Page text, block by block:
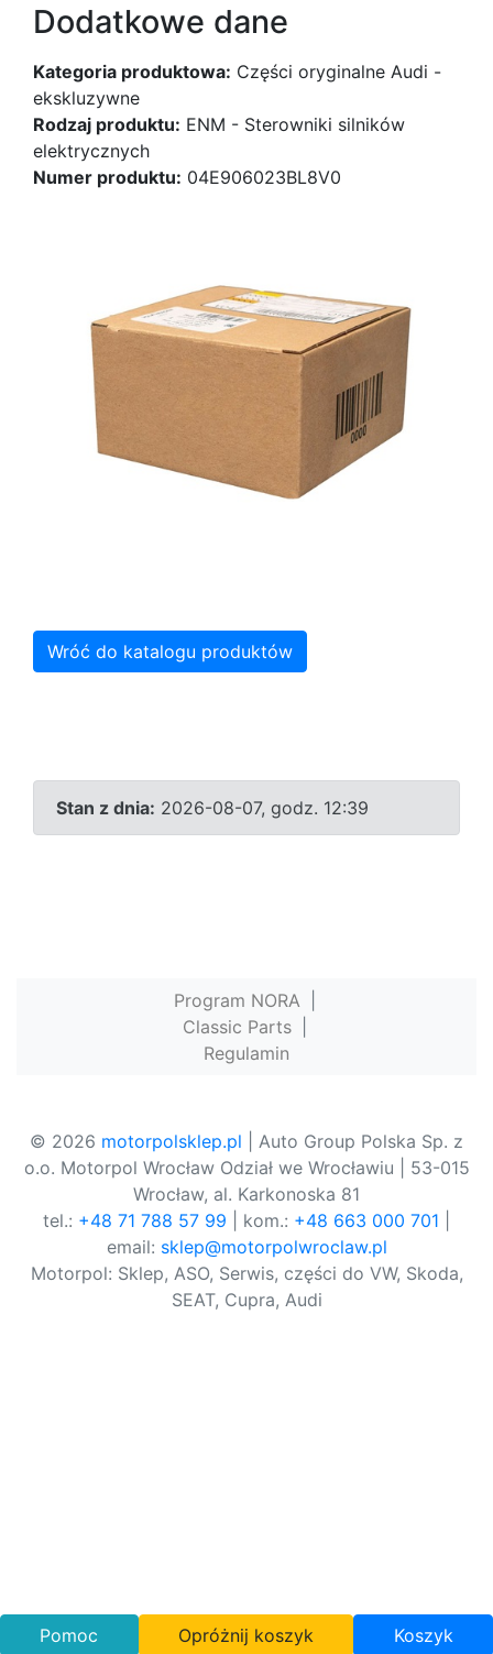
Dodatkowe dane
Kategoria produktowa: Części oryginalne Audi -
ekskluzywne
Rodzaj produktu: ENM - Sterowniki silników
elektrycznych
Numer produktu: 04E906023BL8V0
Wróć do katalogu produktów
Stan z dnia: 2026-08-07, godz. 12:39
Program NORA
Classic Parts
Regulamin
© 2026 motorpolsklep.pl | Auto Group Polska Sp. z
o.o. Motorpol Wrocław Odział we Wrocławiu | 53-015
Wrocław, al. Karkonoska 81
tel.: +48 71 788 57 99 | kom.: +48 663 000 701
email: sklep@motorpolwroclaw.pl
Motorpol: Sklep, ASO, Serwis, części do VW, Skoda,
SEAT, Cupra, Audi
Pomoc Opróżnij koszyk Koszyk